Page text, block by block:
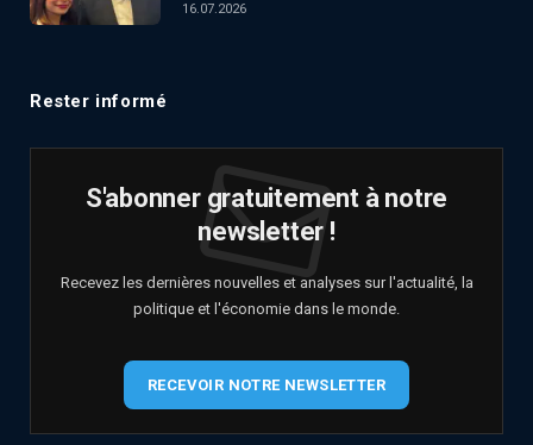
16.07.2026
Rester informé
S'abonner gratuitement à notre
newsletter !
Recevez les dernières nouvelles et analyses sur l'actualité, la
politique et l'économie dans le monde.
RECEVOIR NOTRE NEWSLETTER